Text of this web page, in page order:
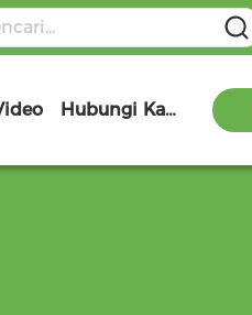
Hubungi Kami